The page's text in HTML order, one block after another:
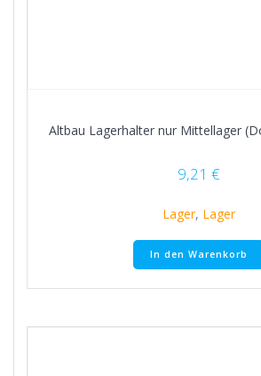
Altbau Lagerhalter nur Mittellager
9,21 €
Lager, Lager
In den Warenkorb